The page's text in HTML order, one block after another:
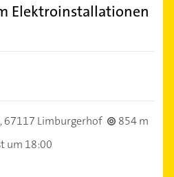
Elektroinstallationen
67117 Limburgerhof
854 m
um 18:00